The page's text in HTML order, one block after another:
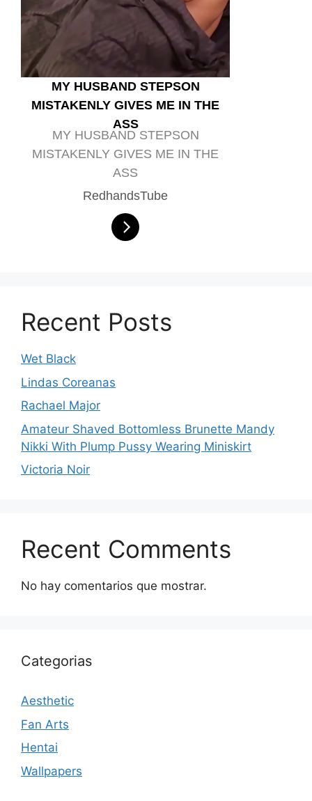
MY HUSBAND STEPSON
MISTAKENLY GIVES ME IN THE
ASS
MY HUSBAND STEPSON
MISTAKENLY GIVES ME IN THE
ASS
RedhandsTube
Recent Posts
Wet Black
Lindas Coreanas
Rachael Major
Amateur Shaved Bottomless Brunette Mandy
Nikki With Plump Pussy Wearing Miniskirt
Victoria Noir
Recent Comments
No hay comentarios que mostrar.
Categorias
Aesthetic
Fan Arts
Hentai
Wallpapers